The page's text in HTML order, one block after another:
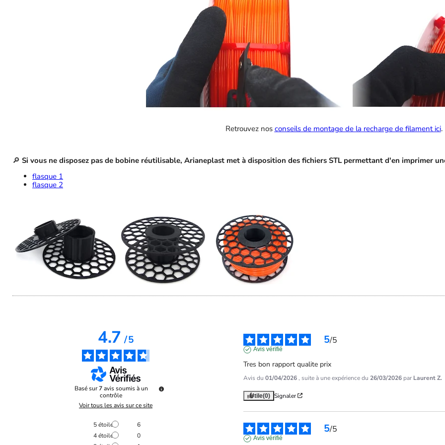
Retrouvez nos conseils de montage de la recharge de filament ici.
🔎 Si vous ne disposez pas de bobine réutilisable, Arianeplast met à disposition des fichiers STL permettant d'en imprimer
flasque 1
flasque 2
4.7/5
Basé sur7avis soumis à un
contrôle
Voir tous les avis sur ce site
5étoiles
6
4étoiles
0
5/5
Avis vérifié
Tres bon rapport qualite prix
Avis du01/04/2026 , suite à une expérience du26/03/2026 par Laurent Z.
Utile(0) Signaler
5/5
Avis vérifié